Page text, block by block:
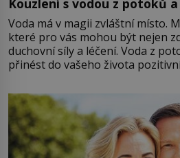
Kouzlení s vodou z potoků
Voda má v magii zvláštní místo.
které pro vás mohou být nejen
duchovní síly a léčení. Voda z
přinést do vašeho života
můžete obohatit své rituály a
větší harmonii a klid. Je důležité